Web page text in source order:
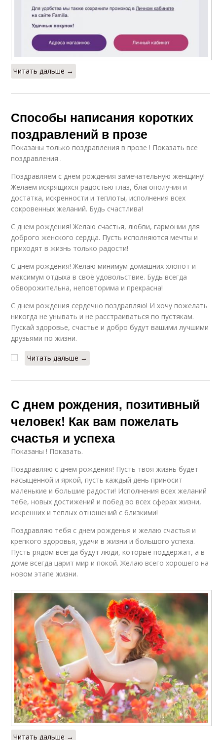
Читать дальше →
Способы написания коротких
поздравлений в прозе
Показаны только поздравления в прозе ! Показать все
поздравления .
Поздравляем с днем рождения замечательную женщину!
Желаем искрящихся радостью глаз, благополучия и
достатка, искренности и теплоты, исполнения всех
сокровенных желаний. Будь счастлива!
С днем рождения! Желаю счастья, любви, гармонии для
доброго женского сердца. Пусть исполняются мечты и
приходят в жизнь только радости!
С днем рождения! Желаю минимум домашних хлопот и
максимум отдыха в своё удовольствие. Будь всегда
обворожительна, неповторима и прекрасна!
С днем рождения сердечно поздравляю! И хочу пожелать
никогда не унывать и не расстраиваться по пустякам.
Пускай здоровье, счастье и добро будут вашими лучшими
друзьями по жизни.
Читать дальше →
С днем рождения, позитивный
человек! Как вам пожелать
счастья и успеха
Показаны ! Показать.
Поздравляю с днем рождения! Пусть твоя жизнь будет
насыщенной и яркой, пусть каждый день приносит
маленькие и большие радости! Исполнения всех желаний
тебе, новых достижений и побед во всех сферах жизни,
искренних и теплых отношений с близкими!
Поздравляю тебя с днем рожденья и желаю счастья и
крепкого здоровья, удачи в жизни и большого успеха.
Пусть рядом всегда будут люди, которые поддержат, а в
доме всегда царит мир и покой. Желаю всего хорошего на
новом этапе жизни.
Читать дальше →